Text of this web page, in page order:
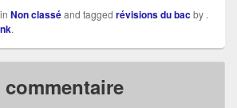
Non classéand tagged révisions du bacby .
.